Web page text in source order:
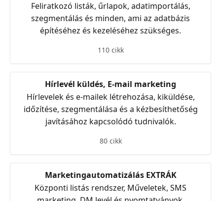
Feliratkozó listák, űrlapok, adatimportálás,
szegmentálás és minden, ami az adatbázis
építéséhez és kezeléséhez szükséges.
110 cikk
Hírlevél küldés, E-mail marketing
Hírlevelek és e-mailek létrehozása, kiküldése,
időzítése, szegmentálása és a kézbesíthetőség
javításához kapcsolódó tudnivalók.
80 cikk
Marketingautomatizálás EXTRÁK
Központi listás rendszer, Műveletek, SMS